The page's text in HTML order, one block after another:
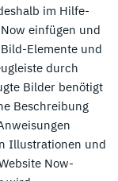
im Hilfe-
einfügen und
Elemente und
durch
Bilder benötigt
Beschreibung
Illustrationen und
Now-